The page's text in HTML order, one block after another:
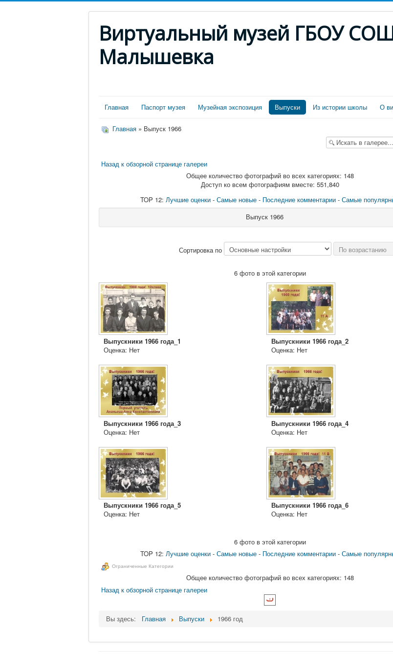
Виртуальный музей ГБОУ
Малышевка
Главная Паспорт музея Музейная экспозиция Выпуски Из истории школы О
Главная » Выпуск 1966
Назад к обзорной странице галереи
Общее количество фотографий во всех категориях: 148
Доступ ко всем фотографиям вместе: 551,840
TOP 12: Лучшие оценки - Самые новые - Последние комментарии - Самые
Выпуск 1966
Сортировка по
6 фото в этой категории
Выпускники 1966 года_1
Оценка: Нет
Выпускники 1966 года_2
Оценка: Нет
Выпускники 1966 года_3
Оценка: Нет
Выпускники 1966 года_4
Оценка: Нет
Выпускники 1966 года_5
Оценка: Нет
Выпускники 1966 года_6
Оценка: Нет
6 фото в этой категории
TOP 12: Лучшие оценки - Самые новые - Последние комментарии - Самые
Ограниченные Категории
Общее количество фотографий во всех категориях: 148
Назад к обзорной странице галереи
Вы здесь: Главная Выпуски 1966 год